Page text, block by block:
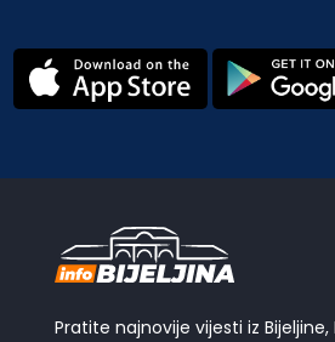
Pratite najnovije vijesti iz Bijeljine,